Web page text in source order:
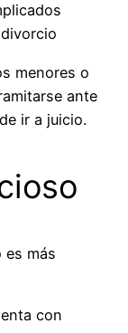
menores o
ante
ir a juicio.
es más
con